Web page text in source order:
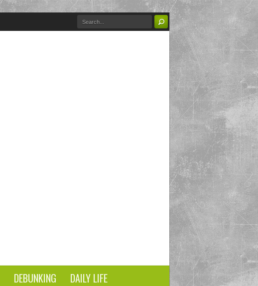
DEBUNKING DAILY LIFE